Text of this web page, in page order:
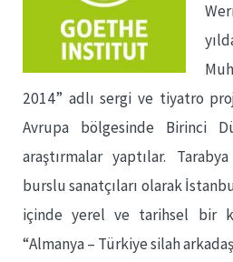
2014” adlı sergi ve tiyatro
Avrupa bölgesinde Birinci
araştırmalar yaptılar.
burslu sanatçıları olarak
içinde yerel ve tarihsel bir
“Almanya – Türkiye silah